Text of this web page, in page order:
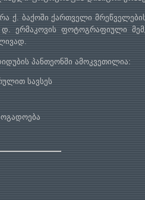
ქ. ბაქოში ქართველი
დ. ერმაკოვის ფოტოგრაფიული
პანთეონში ამოკვეთილია:
სავსეს